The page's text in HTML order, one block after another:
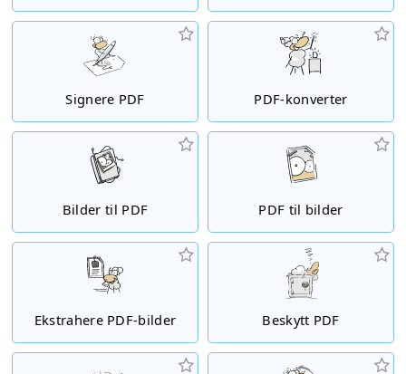
Signere PDF PDF-konverter
Bilder til PDF PDF til bilder
Ekstrahere PDF-bilder Beskytt PDF